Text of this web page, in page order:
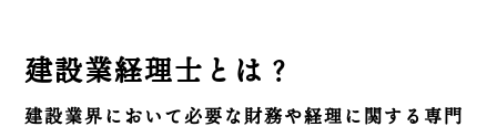
建設業経理士とは？
建設業界において必要な財務や経理に関する専門